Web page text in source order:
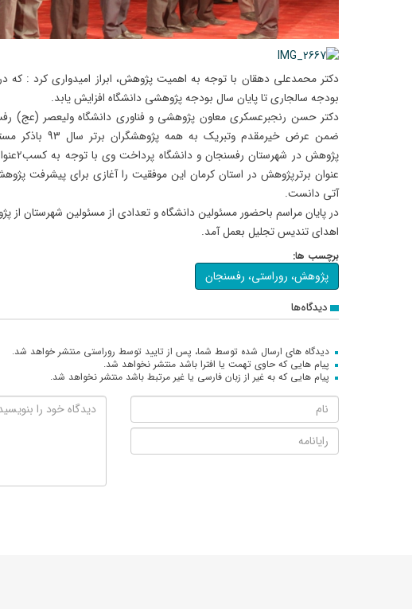
بودجه سالجاری تا پایان سال بودجه پژوهشی دانشگاه افزایش یابد.
دکتر حسن رنجبرعسکری معاون پژوهشی و فناوری دانشگاه ولیعصر (عج)
ضمن عرض خیرمقدم وتبریک
پژوهش در
عنوان برترپژوهش در استان کرمان این موفقیت را آغازی برای پیشرفت
آتی دانست.
اهدای تندیس تجلیل بعمل آمد.
برچسب ها:
پژوهش، روراستی، رفسنجان
دیدگاه‌ها
دیدگاه های ارسال شده توسط شما، پس از تایید توسط روراستی منتشر خواهد شد.
پیام هایی که حاوی تهمت یا افترا باشد منتشر نخواهد شد.
پیام هایی که به غیر از زبان فارسی یا غیر مرتبط باشد منتشر نخواهد شد.